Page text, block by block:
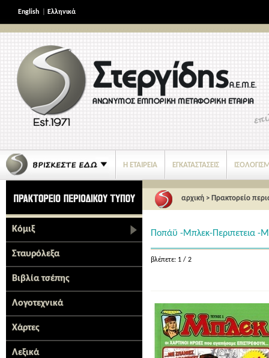
English Ελληνικά
Η ΕΤΑΙΡΕΙΑ ΕΓΚΑΤΑΣΤΑΣΕΙΣ
ΝΕΑ ΠΡΟΪΟΝΤΑ
Κόμιξ
Σταυρόλεξα
Βιβλία τσέπης
Λογοτεχνικά
Χάρτες
Λεξικά
αρχική > Πρακτορείο
Ποπάϋ -Μπλεκ-Περιπετεια -
βλέπετε: 1 / 2